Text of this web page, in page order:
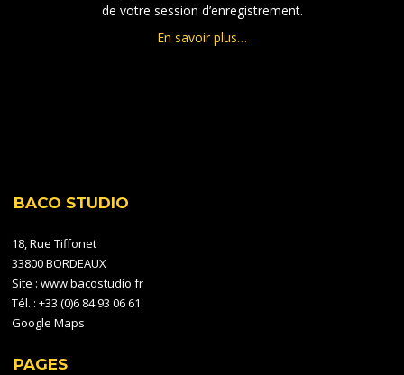
de votre session d’enregistrement.
En savoir plus…
BACO STUDIO
18, Rue Tiffonet
33800 BORDEAUX
Site :www.bacostudio.fr
Tél. : +33 (0)6 84 93 06 61
Google Maps
PAGES